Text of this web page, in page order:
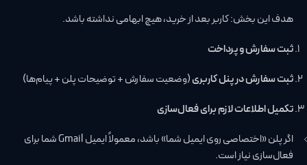
هدف این بخش: کاربر بعد از خرید، هیچ ابهامی نداشته باشد.
ثبت سفارش و پرداخت
ثبت سفارش در پنل کاربری(وضعیت سفارش + توضیحات پلن + پیام‌ها)
تکمیل اطلاعات لازم برای فعال‌سازی
اگر پلن «اختصاصی روی ایمیل شما» باشد، معمولاً ایمیل Gmail شما برای
فعال‌سازی نیاز است.